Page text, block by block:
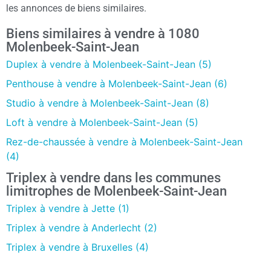
les annonces de biens similaires.
Biens similaires à vendre à 1080
Molenbeek-Saint-Jean
Duplex à vendre à Molenbeek-Saint-Jean (5)
Penthouse à vendre à Molenbeek-Saint-Jean (6)
Studio à vendre à Molenbeek-Saint-Jean (8)
Loft à vendre à Molenbeek-Saint-Jean (5)
Rez-de-chaussée à vendre à Molenbeek-Saint-Jean
(4)
Triplex à vendre dans les communes
limitrophes de Molenbeek-Saint-Jean
Triplex à vendre à Jette (1)
Triplex à vendre à Anderlecht (2)
Triplex à vendre à Bruxelles (4)